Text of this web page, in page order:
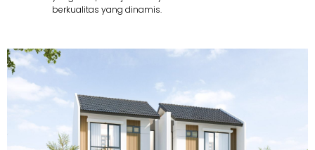
berkualitas yang dinamis.